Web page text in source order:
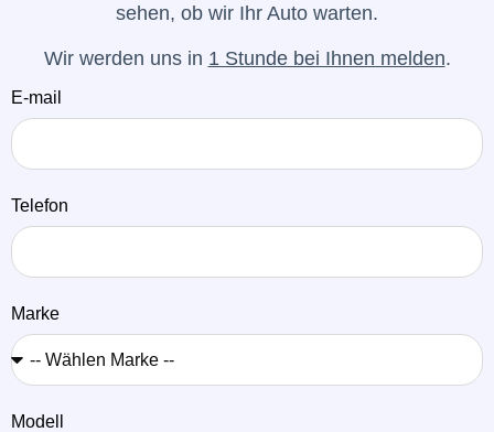
sehen, ob wir Ihr Auto warten.
Wir werden uns in 1 Stunde bei Ihnen melden.
E-mail
Telefon
Marke
Modell